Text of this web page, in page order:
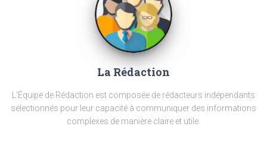
La Rédaction
L'Équipe de Rédaction est composée de rédacteurs indépendants
sélectionnés pour leur capacité à communiquer des informations
complexes de manière claire et utile.